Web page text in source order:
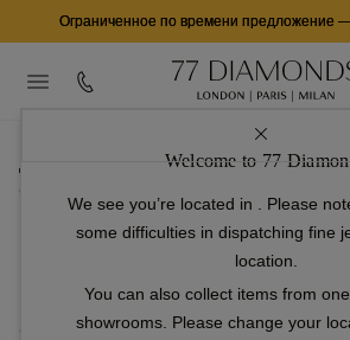
Ограниченное по времени предложение
Welcome to 77
We see you’re located in
. Please
some difficulties in dispatching fine
location.
You can also collect items from
showrooms. Please change your
домашняя страница